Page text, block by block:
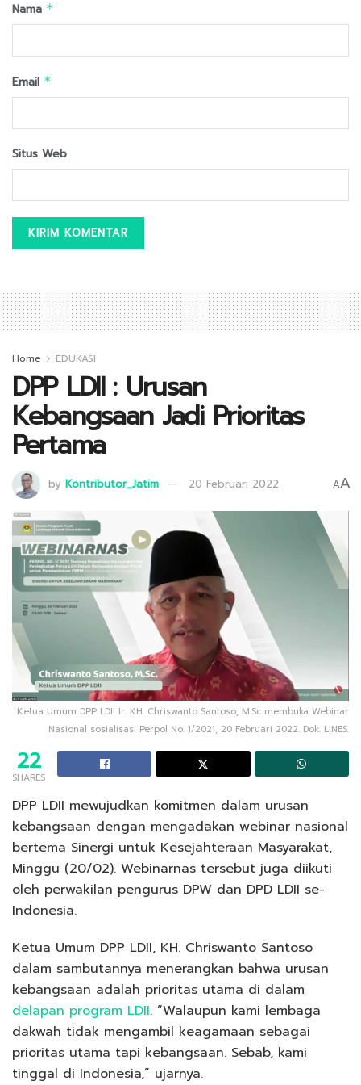
Nama *
Email *
Situs Web
Home EDUKASI
DPP LDII : Urusan
Kebangsaan Jadi Prioritas
Pertama
by Kontributor_Jatim 20 Februari 2022 AA
Ketua Umum DPP LDII Ir. KH. Chriswanto Santoso, M.Sc membuka Webinar
Nasional sosialisasi Perpol No. 1/2021, 20 Februari 2022. Dok. LINES.
22
SHARES
DPP LDII mewujudkan komitmen dalam urusan
kebangsaan dengan mengadakan webinar nasional
bertema Sinergi untuk Kesejahteraan Masyarakat,
Minggu (20/02). Webinarnas tersebut juga diikuti
oleh perwakilan pengurus DPW dan DPD LDII se-
Indonesia.
Ketua Umum DPP LDII, KH. Chriswanto Santoso
dalam sambutannya menerangkan bahwa urusan
kebangsaan adalah prioritas utama di dalam
delapan program LDII. “Walaupun kami lembaga
dakwah tidak mengambil keagamaan sebagai
prioritas utama tapi kebangsaan. Sebab, kami
tinggal di Indonesia,” ujarnya.